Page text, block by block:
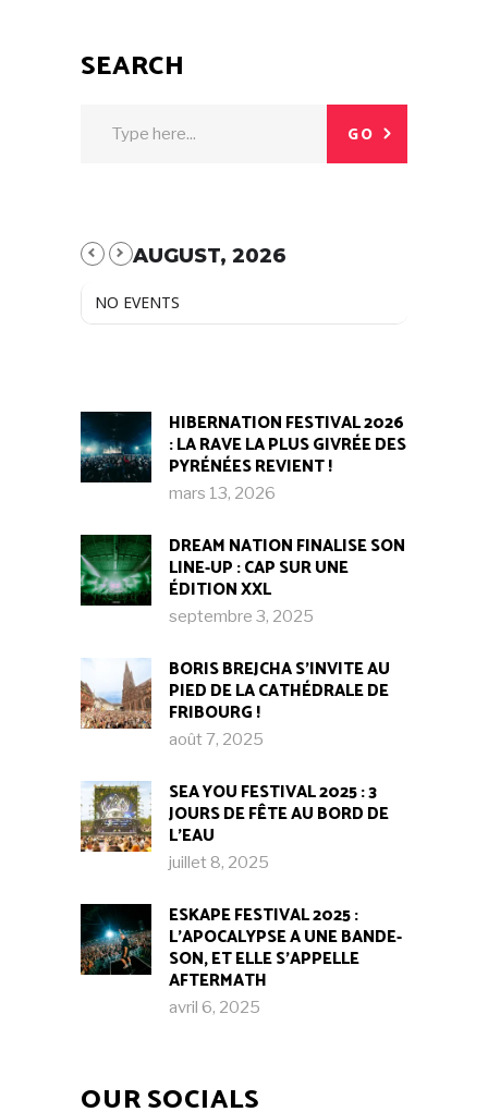
SEARCH
GO
AUGUST, 2026
NO EVENTS
HIBERNATION FESTIVAL 2026
: LA RAVE LA PLUS GIVRÉE DES
PYRÉNÉES REVIENT !
mars 13, 2026
DREAM NATION FINALISE SON
LINE-UP : CAP SUR UNE
ÉDITION XXL
septembre 3, 2025
BORIS BREJCHA S’INVITE AU
PIED DE LA CATHÉDRALE DE
FRIBOURG !​
août 7, 2025
SEA YOU FESTIVAL 2025 : 3
JOURS DE FÊTE AU BORD DE
L’EAU
juillet 8, 2025
ESKAPE FESTIVAL 2025 :
L’APOCALYPSE A UNE BANDE-
SON, ET ELLE S’APPELLE
AFTERMATH
avril 6, 2025
OUR SOCIALS